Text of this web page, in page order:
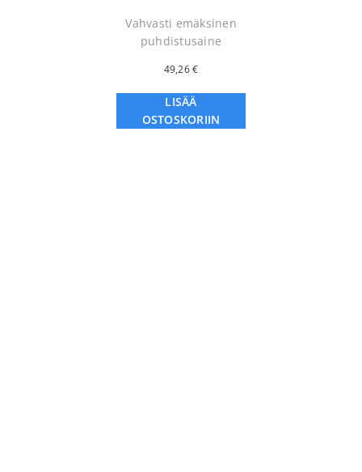
Vahvasti emäksinen
puhdistusaine
49,26€
LISÄÄ
OSTOSKORIIN